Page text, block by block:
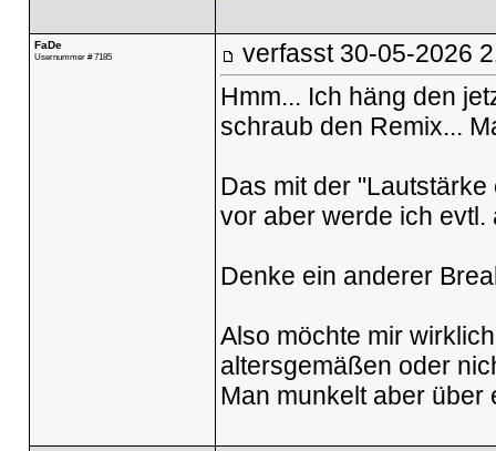
FaDe
Usernummer # 7185 verfasst 30-05-2026
Hmm... Ich häng den
schraub den Remix...
Das mit der
vor aber werde ich evtl.
Denke ein anderer
Also möchte mir
altersgemäßen oder
Man munkelt aber